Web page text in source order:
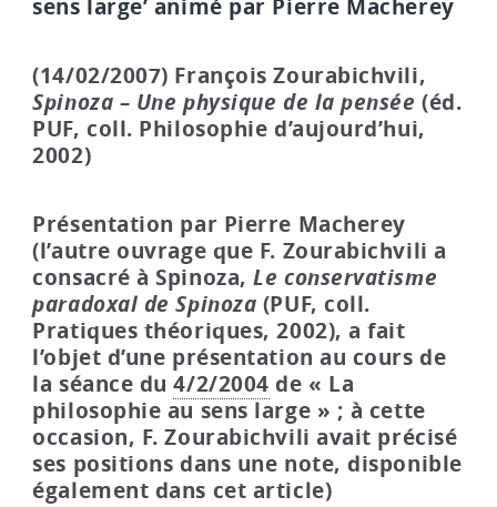
sens large’ animé par Pierre Macherey
(14/02/2007) François Zourabichvili,
Spinoza – Une physique de la pensée (éd.
PUF, coll. Philosophie d’aujourd’hui,
2002)
Présentation par Pierre Macherey
(l’autre ouvrage que F. Zourabichvili a
consacré à Spinoza,Le conservatisme
paradoxal de Spinoza (PUF, coll.
Pratiques théoriques, 2002), a fait
l’objet d’une présentation au cours de
la séance du4/2/2004 de « La
philosophie au sens large » ; à cette
occasion, F. Zourabichvili avait précisé
ses positions dans une note, disponible
également dans cet article)